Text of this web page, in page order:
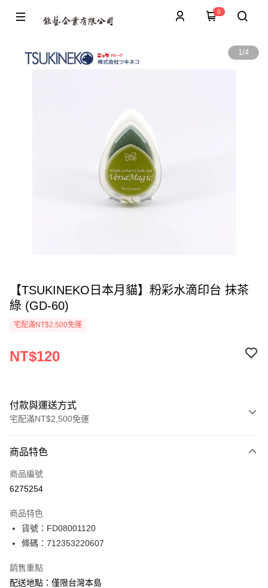
0
1/4
【TSUKINEKO日本月貓】粉彩水滴印台 抹茶
綠 (GD-60)
宅配滿NT$2,500免運
NT$120
付款與運送方式
宅配滿NT$2,500免運
信用卡一次付款
Apple Pay
悠遊付
ATM付款
運送方式
商品特色
商品編號
6275254
商品特色
貨號：FD08001120
條碼：712353220607
銷售重點
配送地點：僅限台灣本島